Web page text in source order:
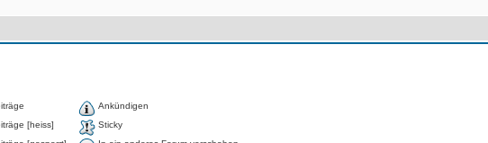
Ankündigen
[heiss]
Sticky